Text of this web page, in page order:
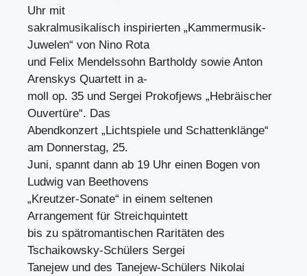
Uhr mit
sakralmusikalisch inspirierten „Kammermusik-
Juwelen“ von Nino Rota
und Felix Mendelssohn Bartholdy sowie Anton
Arenskys Quartett in a-
moll op. 35 und Sergei Prokofjews „Hebräischer
Ouvertüre“. Das
Abendkonzert „Lichtspiele und Schattenklänge“
am Donnerstag, 25.
Juni, spannt dann ab 19 Uhr einen Bogen von
Ludwig van Beethovens
„Kreutzer-Sonate“ in einem seltenen
Arrangement für Streichquintett
bis zu spätromantischen Raritäten des
Tschaikowsky-Schülers Sergei
Tanejew und des Tanejew-Schülers Nikolai